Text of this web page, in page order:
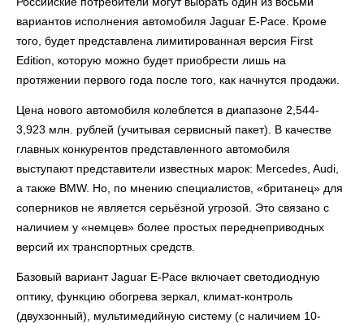
вариантов исполнения автомобиля Jaguar E-Pace. Кроме
того, будет представлена лимитированная версия First
Edition, которую можно будет приобрести лишь на
протяжении первого года после того, как начнутся продажи.
Цена нового автомобиля колеблется в диапазоне 2,544-
3,923 млн. рублей (учитывая сервисный пакет). В качестве
главных конкурентов представленного автомобиля
выступают представители известных марок: Mercedes, Audi,
а также BMW. Но, по мнению специалистов, «британец» для
соперников не является серьёзной угрозой. Это связано с
наличием у «немцев» более простых переднеприводных
версий их транспортных средств.
Базовый вариант Jaguar E-Pace включает светодиодную
оптику, функцию обогрева зеркал, климат-контроль
(двухзонный), мультимедийную систему (с наличием 10-